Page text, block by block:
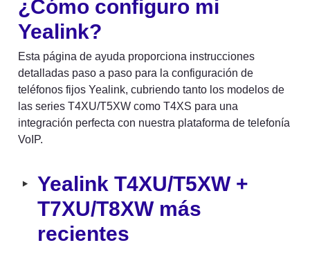
¿Cómo configuro mi
Yealink?
Esta página de ayuda proporciona instrucciones
detalladas paso a paso para la configuración de
teléfonos fijos Yealink, cubriendo tanto los modelos de
las series T4XU/T5XW como T4XS para una
integración perfecta con nuestra plataforma de telefonía
VoIP.
‣ Yealink T4XU/T5XW +
T7XU/T8XW más
recientes